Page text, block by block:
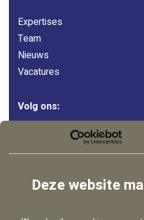
Deze website
Expertises
Team
Nieuws
Vacatures
Volg ons:
YouTube